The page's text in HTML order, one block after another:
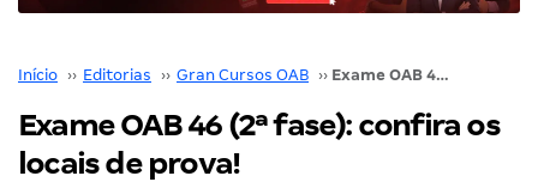
Início ›› Editorias ›› Gran Cursos OAB ›› Exame OAB 46 (2ª fase): confira os locais de prova!
Exame OAB 46 (2ª fase): confira os
locais de prova!